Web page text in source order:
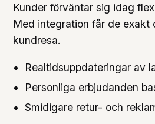
Kunder förväntar sig idag
Med integration får de exakt
kundresa.
Realtidsuppdateringar av
Personliga erbjudanden
Smidigare retur- och